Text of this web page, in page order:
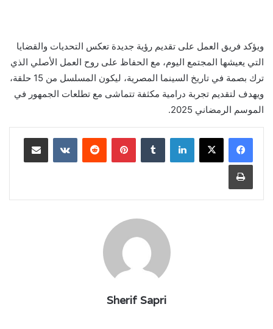
ويؤكد فريق العمل على تقديم رؤية جديدة تعكس التحديات والقضايا
التي يعيشها المجتمع اليوم، مع الحفاظ على روح العمل الأصلي الذي
ترك بصمة في تاريخ السينما المصرية، ليكون المسلسل من 15 حلقة،
ويهدف لتقديم تجربة درامية مكثفة تتماشى مع تطلعات الجمهور في
الموسم الرمضاني 2025.
لينكدإن بينتيريست مشاركة عبر البريد
طباعة
Sherif Sapri